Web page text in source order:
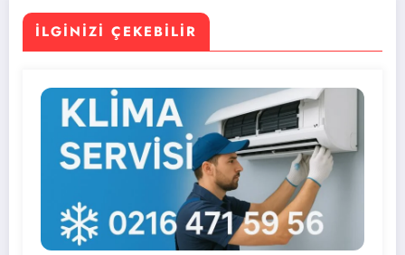
İLGINIZI ÇEKEBILIR